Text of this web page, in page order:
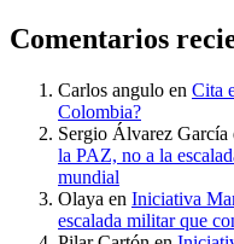
Comentarios
Carlos angulo en Cita
Colombia?
Sergio Álvarez García
la PAZ, no a la
mundial
Olaya en Iniciativa
escalada militar que